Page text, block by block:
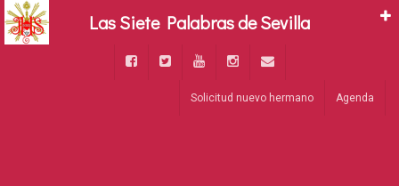
Solicitud nuevo hermano Agenda
Las Siete Palabras de Sevilla